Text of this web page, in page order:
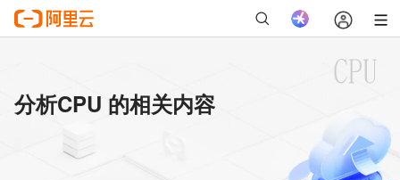
分析CPU 的相关内容